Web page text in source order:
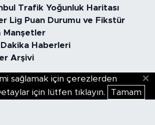
Trafik Yoğunluk Haritası
Lig Puan Durumu ve Fikstür
Manşetler
Haberleri
Arşivi
sağlamak için çerezlerden
için lütfen tıklayın.
Tamam